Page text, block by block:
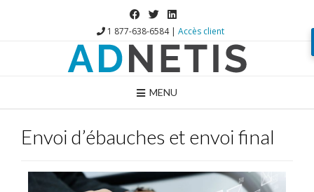
1 877-638-6584 | Accès client
MENU
Envoi d’ébauches et envoi final